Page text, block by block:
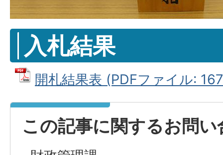
入札結果
開札結果表 (PDFファイル:
この記事に関するお問い